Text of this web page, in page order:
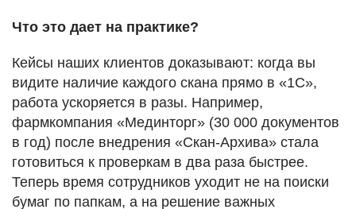
Что это дает на практике?
Кейсы наших клиентов доказывают: когда вы
видите наличие каждого скана прямо в «1С»,
работа ускоряется в разы. Например,
фармкомпания «Мединторг» (30 000 документов
в год) после внедрения «Скан-Архива» стала
готовиться к проверкам в два раза быстрее.
Теперь время сотрудников уходит не на поиски
бумаг по папкам, а на решение важных